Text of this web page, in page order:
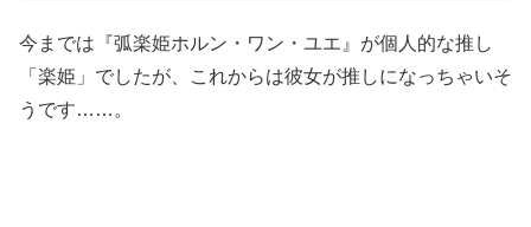
今までは『弧楽姫ホルン・ワン・ユエ』が個人的な推し
「楽姫」でしたが、これからは彼女が推しになっちゃいそ
うです……。